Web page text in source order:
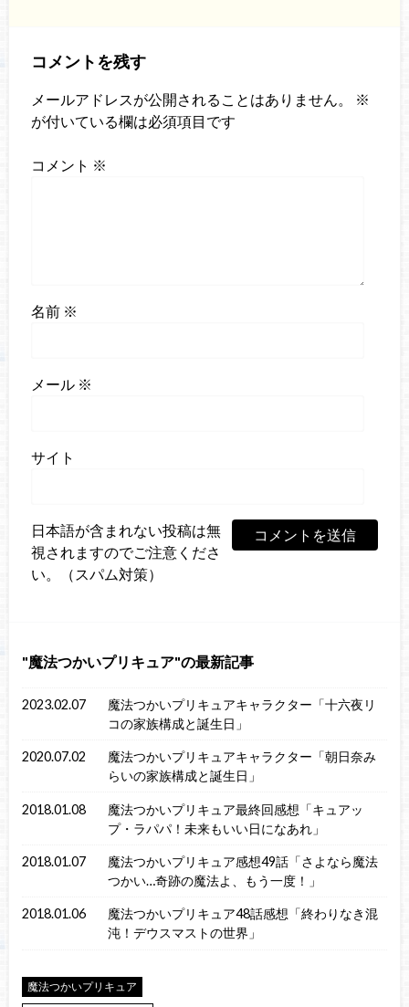
コメントを残す
メールアドレスが公開されることはありません。
※
が付いている欄は必須項目です
コメント ※
名前 ※
メール ※
サイト
日本語が含まれない投稿は無
視されますのでご注意くださ
い。（スパム対策）
魔法つかいプリキュア の最新記事
2023.02.07
魔法つかいプリキュアキャラクター「十六夜リ
コの家族構成と誕生日」
2020.07.02
魔法つかいプリキュアキャラクター「朝日奈み
らいの家族構成と誕生日」
2018.01.08
魔法つかいプリキュア最終回感想「キュアッ
プ・ラパパ！未来もいい日になあれ」
2018.01.07
魔法つかいプリキュア感想49話「さよなら魔法
つかい…奇跡の魔法よ、もう一度！」
2018.01.06
魔法つかいプリキュア48話感想「終わりなき混
沌！デウスマストの世界」
魔法つかいプリキュア